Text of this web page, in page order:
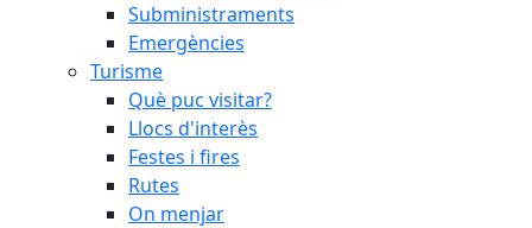
Subministraments
Emergències
Turisme
Què puc visitar?
Llocs d'interès
Festes i fires
Rutes
On menjar